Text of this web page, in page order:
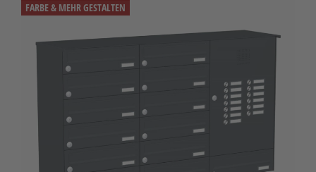
FARBE & MEHR GESTALTEN